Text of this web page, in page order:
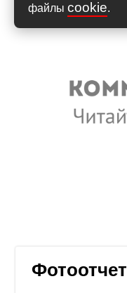
файлы cookie.
Фотоотчет